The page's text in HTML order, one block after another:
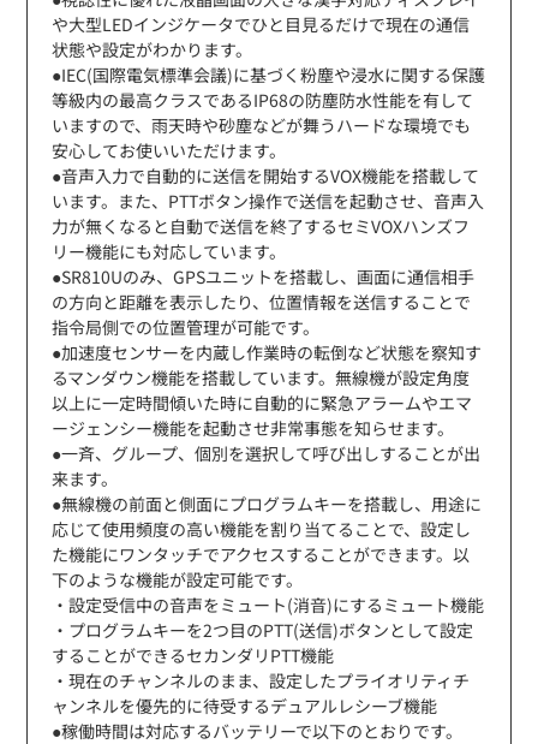
や大型LEDインジケータでひと目見るだけで現在の通信
状態や設定がわかります。
●IEC(国際電気標準会議)に基づく粉塵や浸水に関する保護
等級内の最高クラスであるIP68の防塵防水性能を有して
いますので、雨天時や砂塵などが舞うハードな環境でも
安心してお使いいただけます。
●音声入力で自動的に送信を開始するVOX機能を搭載して
います。また、PTTボタン操作で送信を起動させ、音声入
力が無くなると自動で送信を終了するセミVOXハンズフ
リー機能にも対応しています。
●SR810Uのみ、GPSユニットを搭載し、画面に通信相手
の方向と距離を表示したり、位置情報を送信することで
指令局側での位置管理が可能です。
●加速度センサーを内蔵し作業時の転倒など状態を察知す
るマンダウン機能を搭載しています。無線機が設定角度
以上に一定時間傾いた時に自動的に緊急アラームやエマ
ージェンシー機能を起動させ非常事態を知らせます。
●一斉、グループ、個別を選択して呼び出しすることが出
来ます。
●無線機の前面と側面にプログラムキーを搭載し、用途に
応じて使用頻度の高い機能を割り当てることで、設定し
た機能にワンタッチでアクセスすることができます。以
下のような機能が設定可能です。
・設定受信中の音声をミュート(消音)にするミュート機能
・プログラムキーを2つ目のPTT(送信)ボタンとして設定
することができるセカンダリPTT機能
・現在のチャンネルのまま、設定したプライオリティチ
ャンネルを優先的に待受するデュアルレシーブ機能
●稼働時間は対応するバッテリーで以下のとおりです。